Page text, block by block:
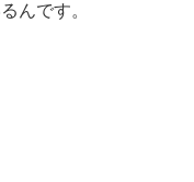
んです。